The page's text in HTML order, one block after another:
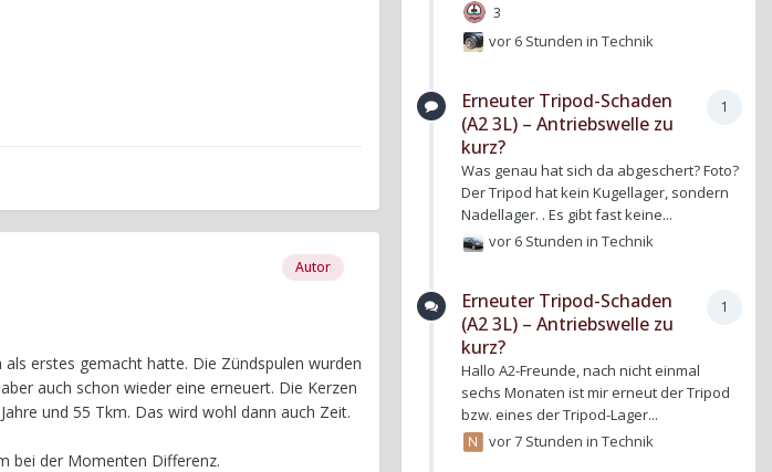
Autor
erstes gemacht hatte. Die Zündspulen wurden
auch schon wieder eine erneuert. Die Kerzen
und 55 Tkm. Das wird wohl dann auch Zeit.
bei der Momenten Differenz.
3
vor 6 Stunden inTechnik
1
Erneuter Tripod-Schaden
(A2 3L) – Antriebswelle zu
kurz?
Was genau hat sich da abgeschert? Foto?
Der Tripod hat kein Kugellager, sondern
Nadellager. . Es gibt fast keine...
vor 6 Stunden inTechnik
1
Erneuter Tripod-Schaden
(A2 3L) – Antriebswelle zu
kurz?
Hallo A2-Freunde, nach nicht einmal
sechs Monaten ist mir erneut der Tripod
bzw. eines der Tripod-Lager...
vor 7 Stunden inTechnik